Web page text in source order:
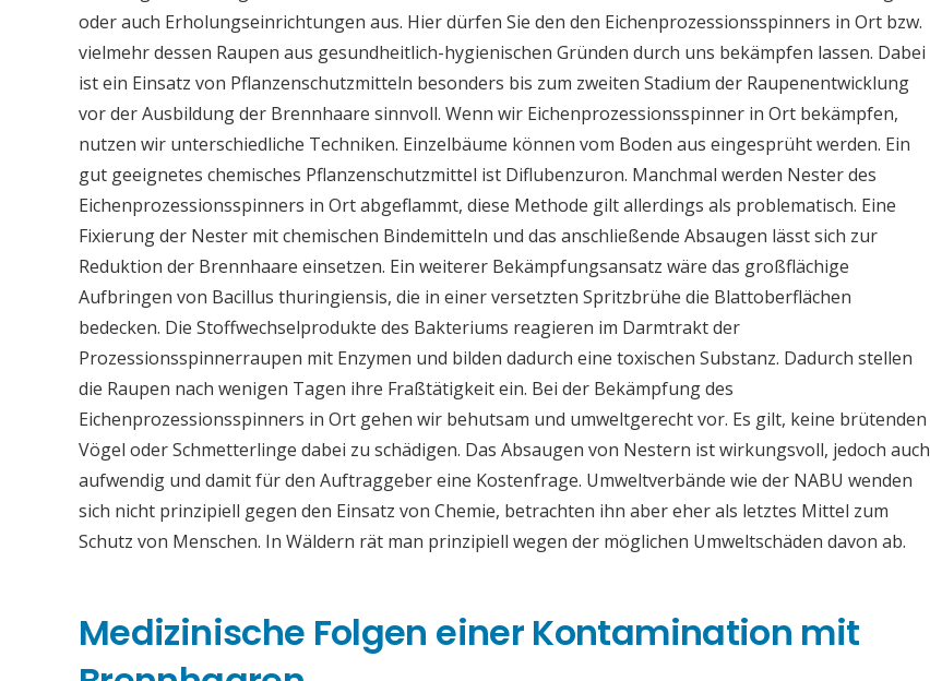
oder auch Erholungseinrichtungen aus. Hier dürfen Sie den den Eichenprozessionsspinners in Ort bzw.
vielmehr dessen Raupen aus gesundheitlich-hygienischen Gründen durch uns bekämpfen lassen. Dabei
ist ein Einsatz von Pflanzenschutzmitteln besonders bis zum zweiten Stadium der Raupenentwicklung
vor der Ausbildung der Brennhaare sinnvoll. Wenn wir Eichenprozessionsspinner in Ort bekämpfen,
nutzen wir unterschiedliche Techniken. Einzelbäume können vom Boden aus eingesprüht werden. Ein
gut geeignetes chemisches Pflanzenschutzmittel ist Diflubenzuron. Manchmal werden Nester des
Eichenprozessionsspinners in Ort abgeflammt, diese Methode gilt allerdings als problematisch. Eine
Fixierung der Nester mit chemischen Bindemitteln und das anschließende Absaugen lässt sich zur
Reduktion der Brennhaare einsetzen. Ein weiterer Bekämpfungsansatz wäre das großflächige
Aufbringen von Bacillus thuringiensis, die in einer versetzten Spritzbrühe die Blattoberflächen
bedecken. Die Stoffwechselprodukte des Bakteriums reagieren im Darmtrakt der
Prozessionsspinnerraupen mit Enzymen und bilden dadurch eine toxischen Substanz. Dadurch stellen
die Raupen nach wenigen Tagen ihre Fraßtätigkeit ein. Bei der Bekämpfung des
Eichenprozessionsspinners in Ort gehen wir behutsam und umweltgerecht vor. Es gilt, keine brütenden
Vögel oder Schmetterlinge dabei zu schädigen. Das Absaugen von Nestern ist wirkungsvoll, jedoch auch
aufwendig und damit für den Auftraggeber eine Kostenfrage. Umweltverbände wie der NABU wenden
sich nicht prinzipiell gegen den Einsatz von Chemie, betrachten ihn aber eher als letztes Mittel zum
Schutz von Menschen. In Wäldern rät man prinzipiell wegen der möglichen Umweltschäden davon ab.
Medizinische Folgen einer Kontamination mit